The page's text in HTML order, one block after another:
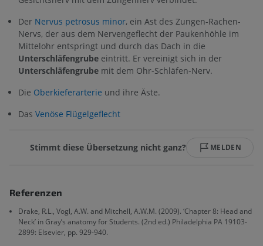
Der Nervus petrosus minor, ein Ast des Zungen-Rachen-
Nervs, der aus dem Nervengeflecht der Paukenhöhle im
Mittelohr entspringt und durch das Dach in die
Unterschläfengrube eintritt. Er vereinigt sich in der
Unterschläfengrube mit dem Ohr-Schläfen-Nerv.
Die Oberkieferarterie und ihre Äste.
Das Venöse Flügelgeflecht
Stimmt diese Übersetzung nicht ganz? MELDEN
Referenzen
Drake, R.L., Vogl, A.W. and Mitchell, A.W.M. (2009). ‘Chapter 8: Head and
Neck’ in Gray’s anatomy for Students. (2nd ed.) Philadelphia PA 19103-
2899: Elsevier, pp. 929-940.